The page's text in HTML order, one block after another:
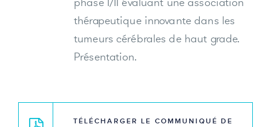
thérapeutique innovante dans les
tumeurs cérébrales de haut grade.
Présentation.
TÉLÉCHARGER LE COMMUNIQUÉ DE